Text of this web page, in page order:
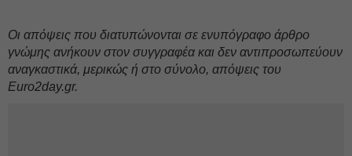
Oι απόψεις που διατυπώνονται σε ενυπόγραφο άρθρο
γνώμης ανήκουν στον συγγραφέα και δεν αντιπροσωπεύουν
αναγκαστικά, μερικώς ή στο σύνολο, απόψεις του
Euro2day.gr.